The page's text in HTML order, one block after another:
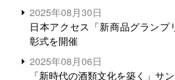
2025年08月30日
日本アクセス「新商品グランプ
彰式を開催
2025年08月06日
「新時代の酒類文化を築く」サ